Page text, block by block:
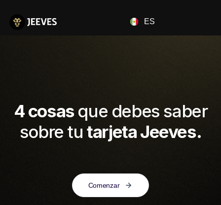
ES
4 cosasque debes saber
sobre tutarjeta Jeeves.
Comenzar